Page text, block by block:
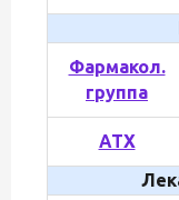
Фармакол.
группа
АТХ